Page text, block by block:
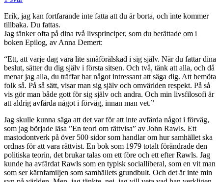
Erik, jag kan fortfarande inte fatta att du är borta, och inte kommer
tillbaka. Du fattas.
Jag tänker ofta på dina två livsprinciper, som du berättade om i
boken Epilog, av Anna Demert:
“Ett, att varje dag vara lite småförälskad i sig själv. När du fattar dina
beslut, sätter du dig själv i första sitsen. Och två, tänk att alla, och då
menar jag alla, du träffar har något intressant att säga dig. Att bemöta
folk så. På så sätt, visar man sig själv och omvärlden respekt. På så
vis gör man både gott för sig själv och andra. Och min livsfilosofi är
att aldrig avfärda något i förväg, innan man vet.”
Jag skulle kunna säga att det var för att inte avfärda något i förväg,
som jag började läsa ”En teori om rättvisa” av John Rawls. Ett
mastodontverk på över 500 sidor som handlar om hur samhället ska
ordnas för att vara rättvist. En bok som 1979 totalt förändrade den
politiska teorin, det brukar talas om ett före och ett efter Rawls. Jag
kunde ha avfärdat Rawls som en typisk socialliberal, som en vit man
som ser kärnfamiljen som samhällets grundbult. Och det är inte min